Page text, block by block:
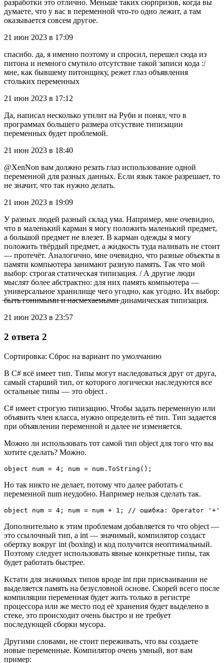
разработки это отлично. Меньше таких сюрпризов, когда вы
думаете, что у вас в переменной что-то одно лежит, а там
оказывается совсем другое.
21 июн 2023 в 17:09
спасибо. да, я именно поэтому и спросил, перешел сюда из
питона и немного смутило отсутствие такой записи кода :/
мне, как бывшему питонщику, режет глаз объявления
стольких переменных
21 июн 2023 в 17:12
Да, написал несколько утилит на Руби и понял, что в
программах большего размера отсуствие типизации
переменных будет проблемой.
21 июн 2023 в 18:40
@XenNon вам должно резать глаз использование одной
переменной для разных данных. Если язык такое разрешает, то
не значит, что так нужно делать.
21 июн 2023 в 19:09
У разных людей разный склад ума. Например, мне очевидно,
что в маленький карман я могу положить маленький предмет,
а большой предмет не влезет. В карман одежды я могу
положить твёрдый предмет, а жидкость туда наливать не стоит
— протечёт. Аналогично, мне очевидно, что разные объекты в
памяти компьютера занимают разную память. Так что мой
выбор: строгая статическая типизация. / А другие люди
мыслят более абстрактно: для них память компьютера —
универсальное хранилище чего угодно, как угодно. Их выбор:
̶б̶ы̶т̶ь̶ ̶г̶о̶н̶и̶м̶ы̶м̶и̶ ̶и̶ ̶н̶а̶с̶м̶е̶х̶а̶е̶м̶ы̶м̶и̶ динамическая типизация.
21 июн 2023 в 23:57
2 ответа 2
Сортировка: Сброс на вариант по умолчанию
В C# всё имеет тип. Типы могут наследоваться друг от друга,
самый старший тип, от которого логически наследуются все
остальные типы — это object .
C# имеет строгую типизацию. Чтобы задать переменную или
объявить член класса, нужно определить её тип. Тип задается
при объявлении переменной и далее не изменяется.
Можно ли использовать тот самой тип object для того что вы
хотите сделать? Можно.
object num = 4; num = num.ToString();
Но так никто не делает, потому что далее работать с
переменной num неудобно. Например нельзя сделать так.
object num = 4; num = num + 1; // ошибка: Operator
Дополнительно к этим проблемам добавляется то что object —
это ссылочный тип, а int — значимый, компилятор создаст
обертку вокруг int (boxing) и код получится неоптимальный.
Поэтому следует использовать явные конкретные типы, так
будет работать быстрее.
Кстати для значимых типов вроде int при присваивании не
выделяется память на безусловной основе. Скорей всего после
компиляции переменная будет жить только в регистре
процессора или же место под её хранения будет выделено в
стеке, это происходит очень быстро и не требует
последующей сборки мусора.
Другими словами, не стоит переживать, что вы создаете
новые переменные. Компилятор очень умный, вот вам
пример: